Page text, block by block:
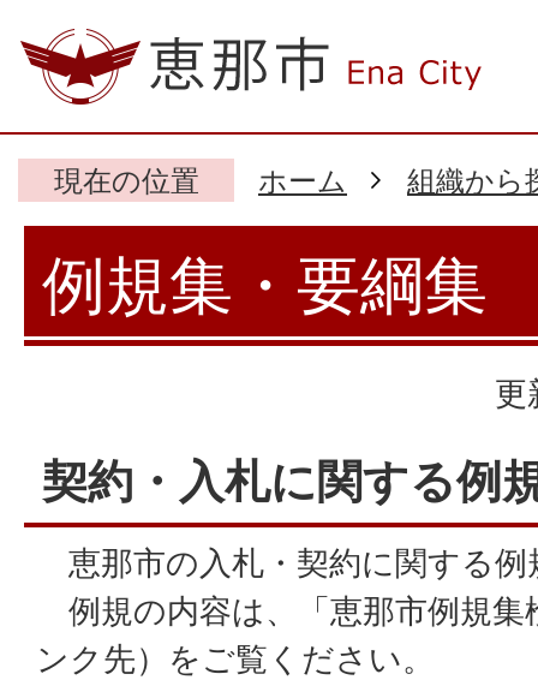
現在の位置 ホーム 組織から
例規集・要綱集
更
契約・入札に関する例
恵那市の入札・契約に関する
例規の内容は、「恵那市例規集
ンク先）をご覧ください。